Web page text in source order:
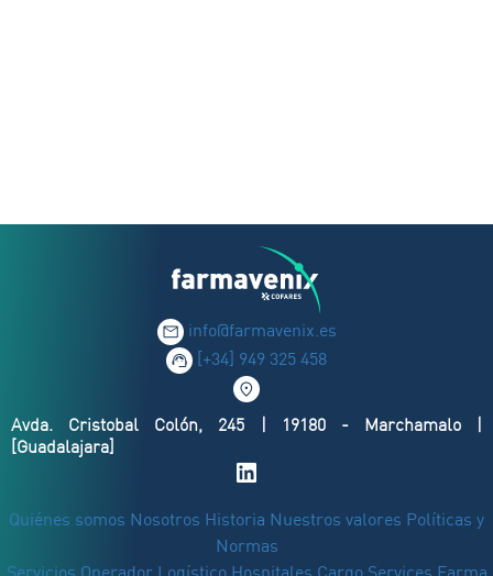
info@farmavenix.es
[+34] 949 325 458
Avda. Cristobal Colón, 245 | 19180 - Marchamalo |
[Guadalajara]
Quiénes somos Nosotros Historia Nuestros valores Políticas y
Normas
Servicios Operador Logístico Hospitales Cargo Services Farma